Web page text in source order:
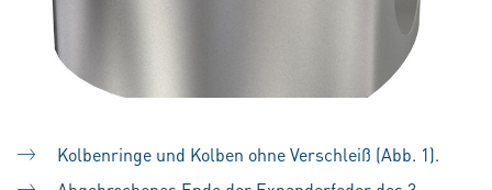
Kolbenringe und Kolben ohne Verschleiß (Abb. 1).